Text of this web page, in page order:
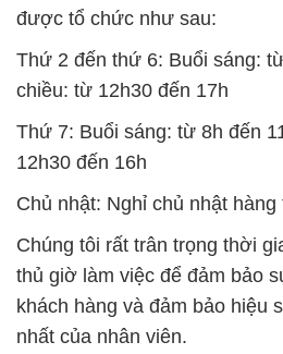
được tổ chức như sau:
Thứ 2 đến thứ 6: Buổi sáng:
chiều: từ 12h30 đến 17h
Thứ 7: Buổi sáng: từ 8h đến
12h30 đến 16h
Chủ nhật: Nghỉ chủ nhật hàng
Chúng tôi rất trân trọng thời
thủ giờ làm việc để đảm bảo
khách hàng và đảm bảo hiệu
nhất của nhân viên.